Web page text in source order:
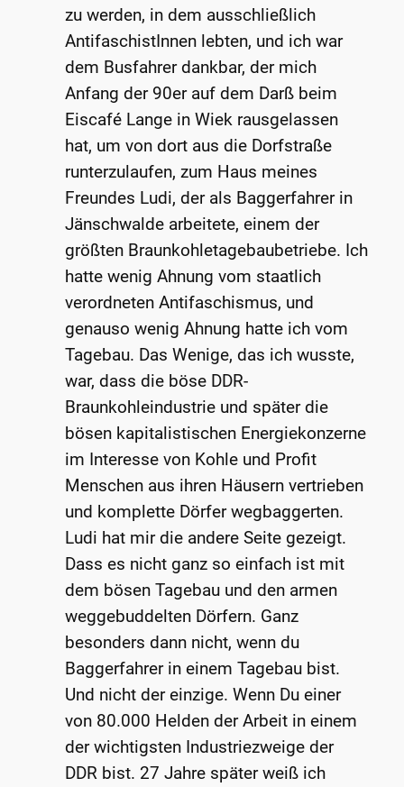
zu werden, in dem ausschließlich
AntifaschistInnen lebten, und ich war
dem Busfahrer dankbar, der mich
Anfang der 90er auf dem Darß beim
Eiscafé Lange in Wiek rausgelassen
hat, um von dort aus die Dorfstraße
runterzulaufen, zum Haus meines
Freundes Ludi, der als Baggerfahrer in
Jänschwalde arbeitete, einem der
größten Braunkohletagebaubetriebe. Ich
hatte wenig Ahnung vom staatlich
verordneten Antifaschismus, und
genauso wenig Ahnung hatte ich vom
Tagebau. Das Wenige, das ich wusste,
war, dass die böse DDR-
Braunkohleindustrie und später die
bösen kapitalistischen Energiekonzerne
im Interesse von Kohle und Profit
Menschen aus ihren Häusern vertrieben
und komplette Dörfer wegbaggerten.
Ludi hat mir die andere Seite gezeigt.
Dass es nicht ganz so einfach ist mit
dem bösen Tagebau und den armen
weggebuddelten Dörfern. Ganz
besonders dann nicht, wenn du
Baggerfahrer in einem Tagebau bist.
Und nicht der einzige. Wenn Du einer
von 80.000 Helden der Arbeit in einem
der wichtigsten Industriezweige der
DDR bist. 27 Jahre später weiß ich